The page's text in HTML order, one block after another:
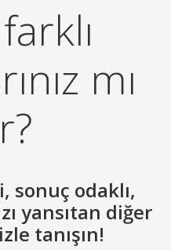
mı
sonuç odaklı,
yansıtan diğer
tanışın!